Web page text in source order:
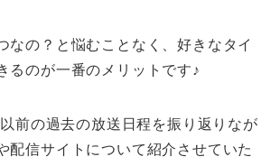
なの？と悩むことなく、好きなタイ
るのが一番のメリットです♪
前の過去の放送日程を振り返りなが
配信サイトについて紹介させていた